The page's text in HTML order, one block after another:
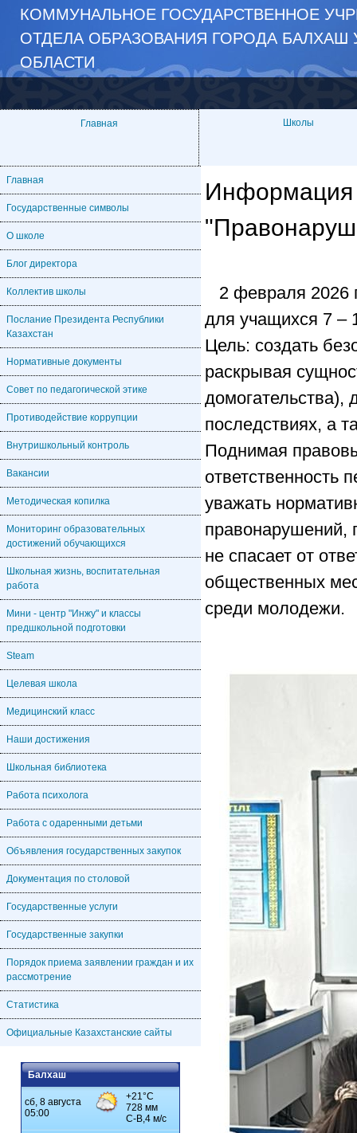
КОММУНАЛЬНОЕ ГОСУДАРСТВЕННОЕ
ОТДЕЛА ОБРАЗОВАНИЯ ГОРОДА БАЛХАШ
ОБЛАСТИ
Главная Школы
Главная
Государственные символы
О школе
Блог директора
Коллектив школы
Послание Президента Республики
Казахстан
Нормативные документы
Совет по педагогической этике
Противодействие коррупции
Внутришкольный контроль
Вакансии
Методическая копилка
Мониторинг образовательных
достижений обучающихся
Школьная жизнь, воспитательная
работа
Мини - центр "Инжу" и классы
предшкольной подготовки
Steam
Целевая школа
Медицинский класс
Наши достижения
Школьная библиотека
Работа психолога
Работа с одаренными детьми
Объявления государственных закупок
Документация по столовой
Государственные услуги
Государственные закупки
Порядок приема заявлении граждан и их
рассмотрение
Статистика
Официальные Казахстанские сайты
Балхаш
Информация
2 февраля 2026
для учащихся 7 –
Цель: создать
раскрывая
домогательства),
последствиях, а
Поднимая
ответственность
уважать
правонарушений,
не спасает от
общественных
среди молодежи.